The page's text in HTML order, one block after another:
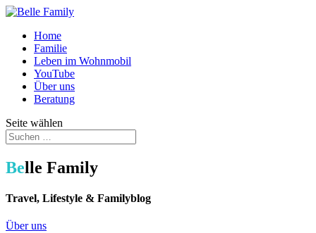
Home
Familie
Leben im Wohnmobil
YouTube
Über uns
Beratung
Seite wählen
Belle Family
Travel, Lifestyle & Familyblog
Über uns